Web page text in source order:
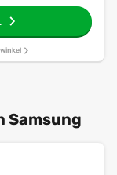
Samsung